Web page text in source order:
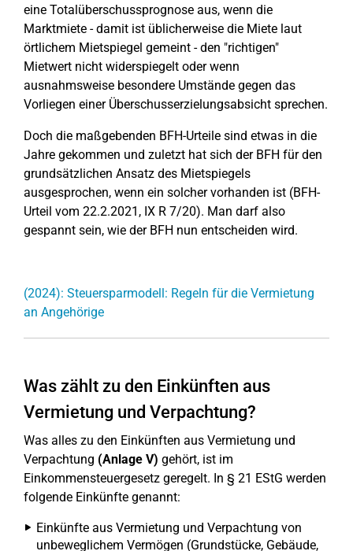
eine Totalüberschussprognose aus, wenn die
Marktmiete - damit ist üblicherweise die Miete laut
örtlichem Mietspiegel gemeint - den "richtigen"
Mietwert nicht widerspiegelt oder wenn
ausnahmsweise besondere Umstände gegen das
Vorliegen einer Überschusserzielungsabsicht sprechen.
Doch die maßgebenden BFH-Urteile sind etwas in die
Jahre gekommen und zuletzt hat sich der BFH für den
grundsätzlichen Ansatz des Mietspiegels
ausgesprochen, wenn ein solcher vorhanden ist (BFH-
Urteil vom 22.2.2021, IX R 7/20). Man darf also
gespannt sein, wie der BFH nun entscheiden wird.
(2024): Steuersparmodell: Regeln für die Vermietung
an Angehörige
Was zählt zu den Einkünften aus
Vermietung und Verpachtung?
Was alles zu den Einkünften aus Vermietung und
Verpachtung (Anlage V) gehört, ist im
Einkommensteuergesetz geregelt. In § 21 EStG werden
folgende Einkünfte genannt:
Einkünfte aus Vermietung und Verpachtung von
unbeweglichem Vermögen (Grundstücke, Gebäude,